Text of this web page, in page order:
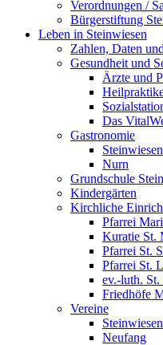
Verordnungen /
Bürgerstiftung
Leben in Steinwiesen
Zahlen, Daten
Gesundheit und
Ärzte und
Das
Gastronomie
Steinwiesen
Nurn
Grundschule
Kindergärten
Kirchliche
Pfarrei
Kuratie St.
Pfarrei St.
Pfarrei St.
ev.-luth. St.
Friedhöfe
Vereine
Steinwiesen
Neufang